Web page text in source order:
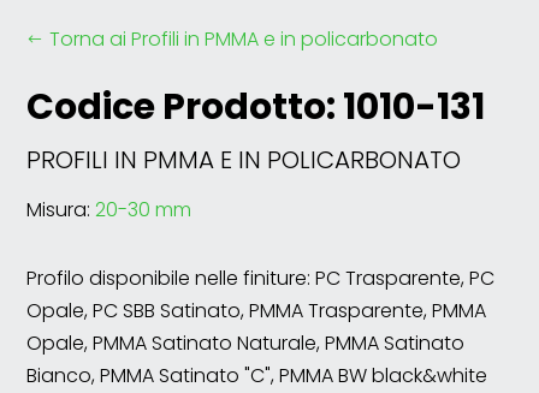
# Torna ai Profili in PMMA e in policarbonato
Codice Prodotto: 1010-131
PROFILI IN PMMA E IN POLICARBONATO
Misura:20-30 mm
Profilo disponibile nelle finiture: PC Trasparente, PC
Opale, PC SBB Satinato, PMMA Trasparente, PMMA
Opale, PMMA Satinato Naturale, PMMA Satinato
Bianco, PMMA Satinato "C", PMMA BW black&white